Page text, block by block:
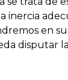
inercia
en
disputar